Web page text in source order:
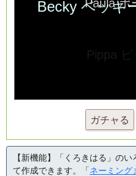
ガチャる
【新機能】「くろきはる」の
て作成できます。「ネーミング